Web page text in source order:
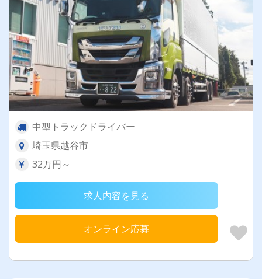
中型トラックドライバー
埼玉県越谷市
32万円～
求人内容を見る
オンライン応募